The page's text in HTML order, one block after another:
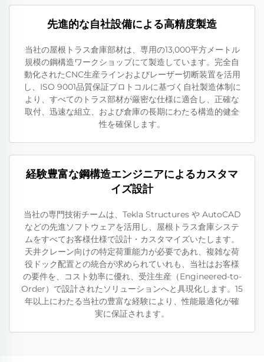
先進的な自社設備による高精度製造
当社の屋根トラス倉庫部材は、専用の13,000平方メートル
規模の鋼構造ワークショップにて製造しています。完全自
動化されたCNC生産ラインおよびレーザー切断装置を活用
し、ISO 9001品質保証プロトコルに基づく自社製造体制に
より、すべてのトラス部材が厳密な仕様に適合し、正確な
取付、迅速な組立、および倉庫の長期にわたる構造的健全
性を確保します。
経験豊富な鋼構造エンジニアによるカスタマ
イズ設計
当社の専門技術チームは、Tekla Structures や AutoCAD
などの先進ソフトウェアを活用し、屋根トラス倉庫システ
ムをすべてお客様仕様で設計・カスタマイズいたします。
天井クレーン向けの特定荷重能力が必要であれ、複雑な荷
役ドック配置との統合が求められていれも、当社はお客様
の要件を、コスト効率に優れ、受注生産（Engineered-to-
Order）で設計されたソリューションへと具現化します。15
年以上にわたる当社の豊富な経験により、性能最適化が確
実に保証されます。